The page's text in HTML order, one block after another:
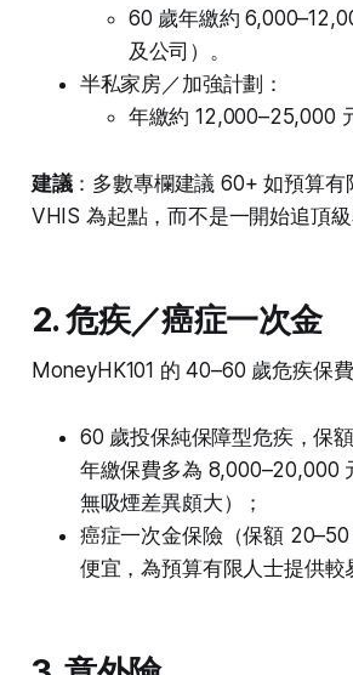
60 歲年繳約
及公司）。
半私家房／加強計劃：
年繳約 12,000–25,000
建議：多數專欄建議 60+ 如預算有
VHIS 為起點，而不是一開始追頂級
2. 危疾／癌症一次金
MoneyHK101 的 40–60 歲危疾保
60 歲投保純保障型危疾，保
年繳保費多為 8,000–20,000
無吸煙差異頗大）；
癌症一次金保險（保額
便宜，為預算有限人士提供較